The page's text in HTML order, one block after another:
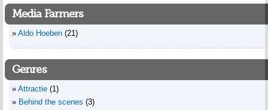
Media Farmers
Aldo Hoeben (21)
Genres
Attractie (1)
Behind the scenes (3)